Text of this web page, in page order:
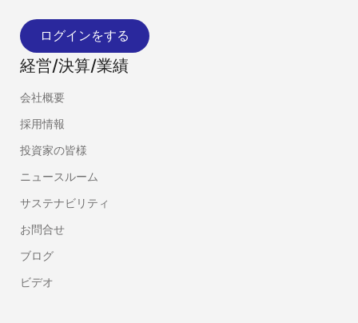
ログインをする
経営/決算/業績
会社概要
採用情報
投資家の皆様
ニュースルーム
サステナビリティ
お問合せ
ブログ
ビデオ